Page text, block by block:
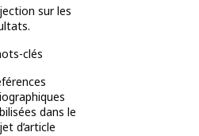
sur les
clés
dans le
d’article